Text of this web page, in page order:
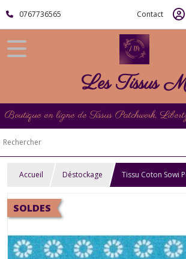
0767736565 Contact
Les Tissus
Accueil Déstockage Tissu Coton Sowi
SOLDES